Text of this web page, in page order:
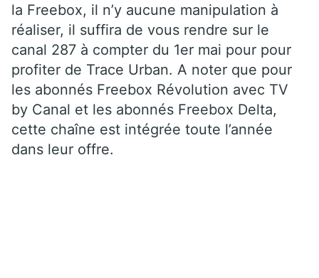
la Freebox, il n’y aucune manipulation à
réaliser, il suffira de vous rendre sur le
canal 287 à compter du 1er mai pour pour
profiter de Trace Urban. A noter que pour
les abonnés Freebox Révolution avec TV
by Canal et les abonnés Freebox Delta,
cette chaîne est intégrée toute l’année
dans leur offre.